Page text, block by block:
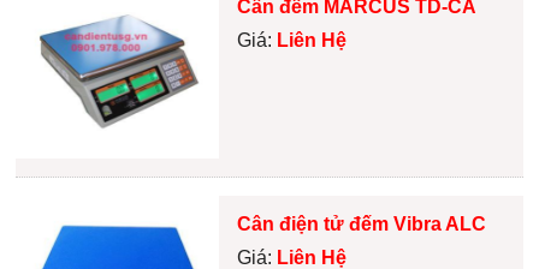
Cân đếm MARCUS TD-CA
Giá: Liên Hệ
Cân điện tử đếm Vibra ALC
Giá: Liên Hệ